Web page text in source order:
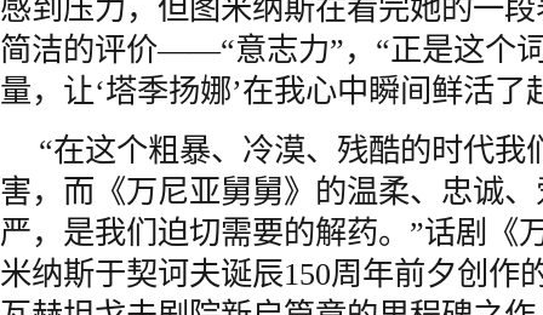
感到压力，但图米纳斯在看完她的一
简洁的评价——“意志力”，“正是这个
量，让‘塔季扬娜’在我心中瞬间鲜活了
“在这个粗暴、冷漠、残酷的时代我
害，而《万尼亚舅舅》的温柔、忠诚
严，是我们迫切需要的解药。”话剧《
米纳斯于契诃夫诞辰150周年前夕创作